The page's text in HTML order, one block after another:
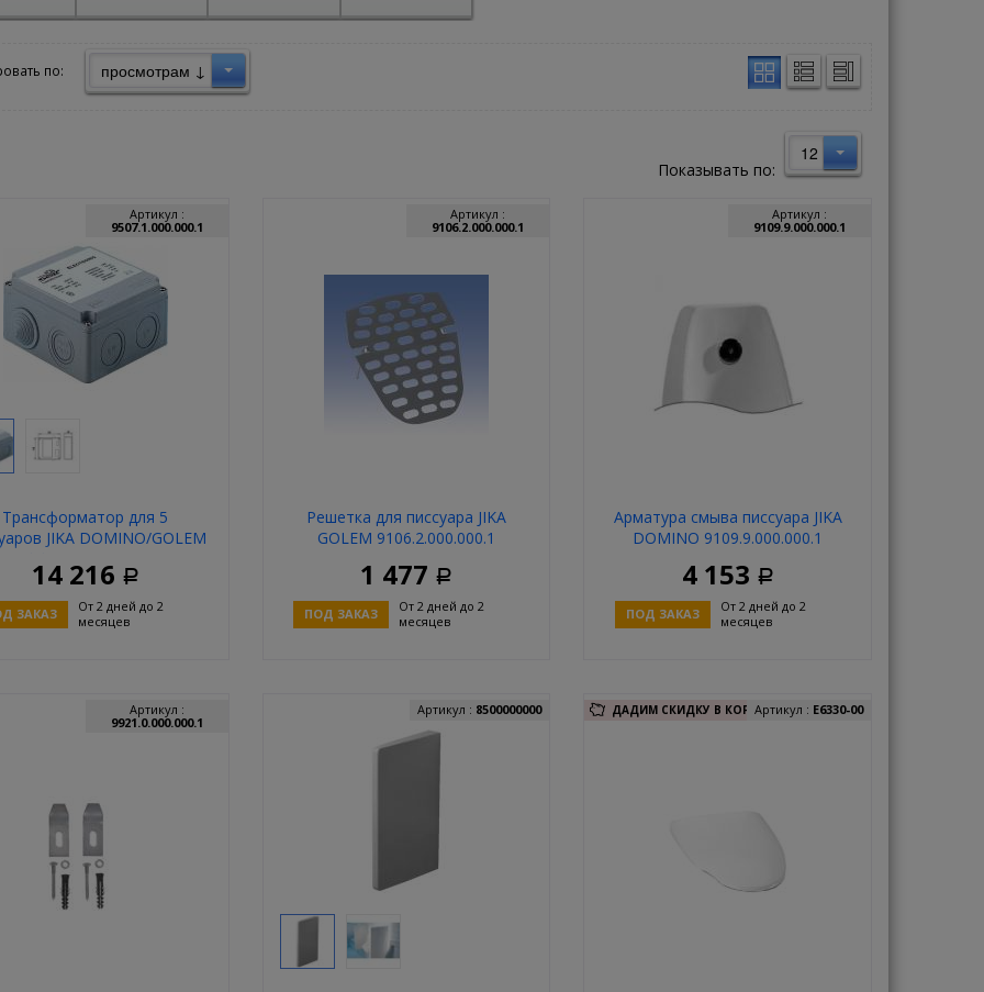
по: просмотрам ↓
Показывать по:
12
Tрансформатор для 5
JIKA DOMINO/GOLEM
Артикул :
9507.1.000.000.1
14 216 Р
ЗАКАЗ
От 2 дней до 2
месяцев
Купить
Решетка для писсуара JIKA
GOLEM 9106.2.000.000.1
Артикул :
9106.2.000.000.1
1 477 Р
ПОД ЗАКАЗ
От 2 дней до 2
месяцев
Купить
Арматура смыва писсуара JIKA
DOMINO 9109.9.000.000.1
Артикул :
9109.9.000.000.1
4 153 Р
ПОД ЗАКАЗ
От 2 дней до 2
месяцев
Купить
Артикул :
9921.0.000.000.1
Артикул : 8500000000 ДАДИМ СКИДКУ В КОРЗИНЕ!
Артикул : E6330-00